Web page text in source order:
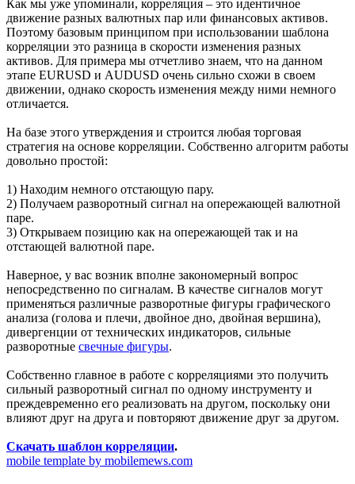
Как мы уже упоминали, корреляция – это идентичное
движение разных валютных пар или финансовых активов.
Поэтому базовым принципом при использовании шаблона
корреляции это разница в скорости изменения разных
активов. Для примера мы отчетливо знаем, что на данном
этапе EURUSD и AUDUSD очень сильно схожи в своем
движении, однако скорость изменения между ними немного
отличается.
На базе этого утверждения и строится любая торговая
стратегия на основе корреляции. Собственно алгоритм работы
довольно простой:
1) Находим немного отстающую пару.
2) Получаем разворотный сигнал на опережающей валютной
паре.
3) Открываем позицию как на опережающей так и на
отстающей валютной паре.
Наверное, у вас возник вполне закономерный вопрос
непосредственно по сигналам. В качестве сигналов могут
применяться различные разворотные фигуры графического
анализа (голова и плечи, двойное дно, двойная вершина),
дивергенции от технических индикаторов, сильные
разворотные свечные фигуры.
Собственно главное в работе с корреляциями это получить
сильный разворотный сигнал по одному инструменту и
преждевременно его реализовать на другом, поскольку они
влияют друг на друга и повторяют движение друг за другом.
Скачать шаблон корреляции.
mobile template by mobilemews.com